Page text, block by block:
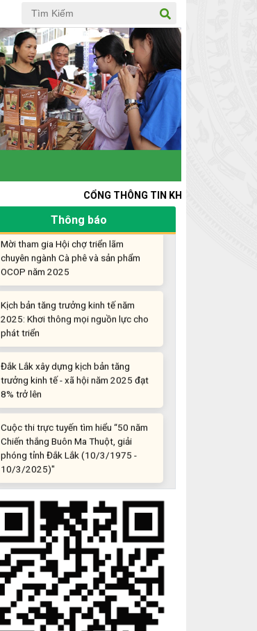
CỔNG THÔNG TIN KHỞI NGHIỆP ĐỔI MỚI SÁNG
Thông báo
Khi khoa học - công nghệ chưa có sự
đột phá
Chế biến sâu – Nâng cao giá trị nông
sản
“Đi tắt, đón đầu” các công nghệ mới,
công nghệ tương lai
bè trong nước và quốc tế
Mời tham gia Hội chợ triển lãm
chuyên ngành Cà phê và sản phẩm
OCOP năm 2025
Kịch bản tăng trưởng kinh tế năm
2025: Khơi thông mọi nguồn lực cho
phát triển
Đắk Lắk xây dựng kịch bản tăng
trưởng kinh tế - xã hội năm 2025 đạt
8% trở lên
Cuộc thi trực tuyến tìm hiểu “50 năm
Chiến thắng Buôn Ma Thuột, giải
phóng tỉnh Đắk Lắk (10/3/1975 -
10/3/2025)"
Những sáng tạo độc đáo từ “cây nhà
lá vườn”
Gam màu sáng trong bức tranh khởi
nghiệp đổi mới sáng tạo
Khi khoa học - công nghệ chưa có sự
đột phá
Chế biến sâu – Nâng cao giá trị nông